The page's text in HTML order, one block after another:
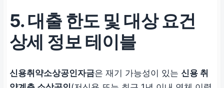
5. 대출 한도 및 대상 요건
상세 정보 테이블
신용취약소상공인자금은 재기 가능성이 있는 신용 취